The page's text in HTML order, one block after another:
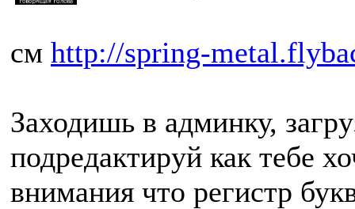
см http://spring-
Заходишь в админку,
подредактируй как тебе
внимания что регистр